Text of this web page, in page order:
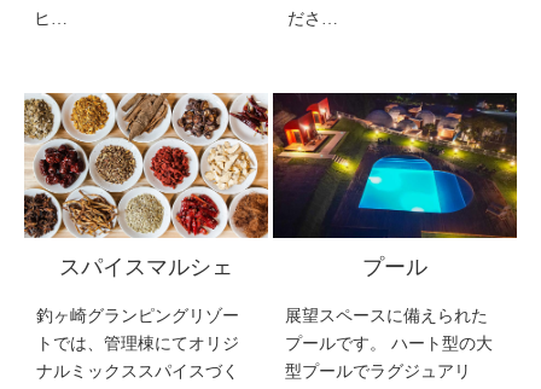
ヒ…
ださ…
スパイスマルシェ
釣ヶ崎グランピングリゾー
トでは、管理棟にてオリジ
ナルミックススパイスづく
プール
展望スペースに備えられた
プールです。 ハート型の大
型プールでラグジュアリ